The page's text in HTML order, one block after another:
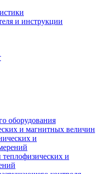
и инструкции
оборудования
и магнитных величин
и
и